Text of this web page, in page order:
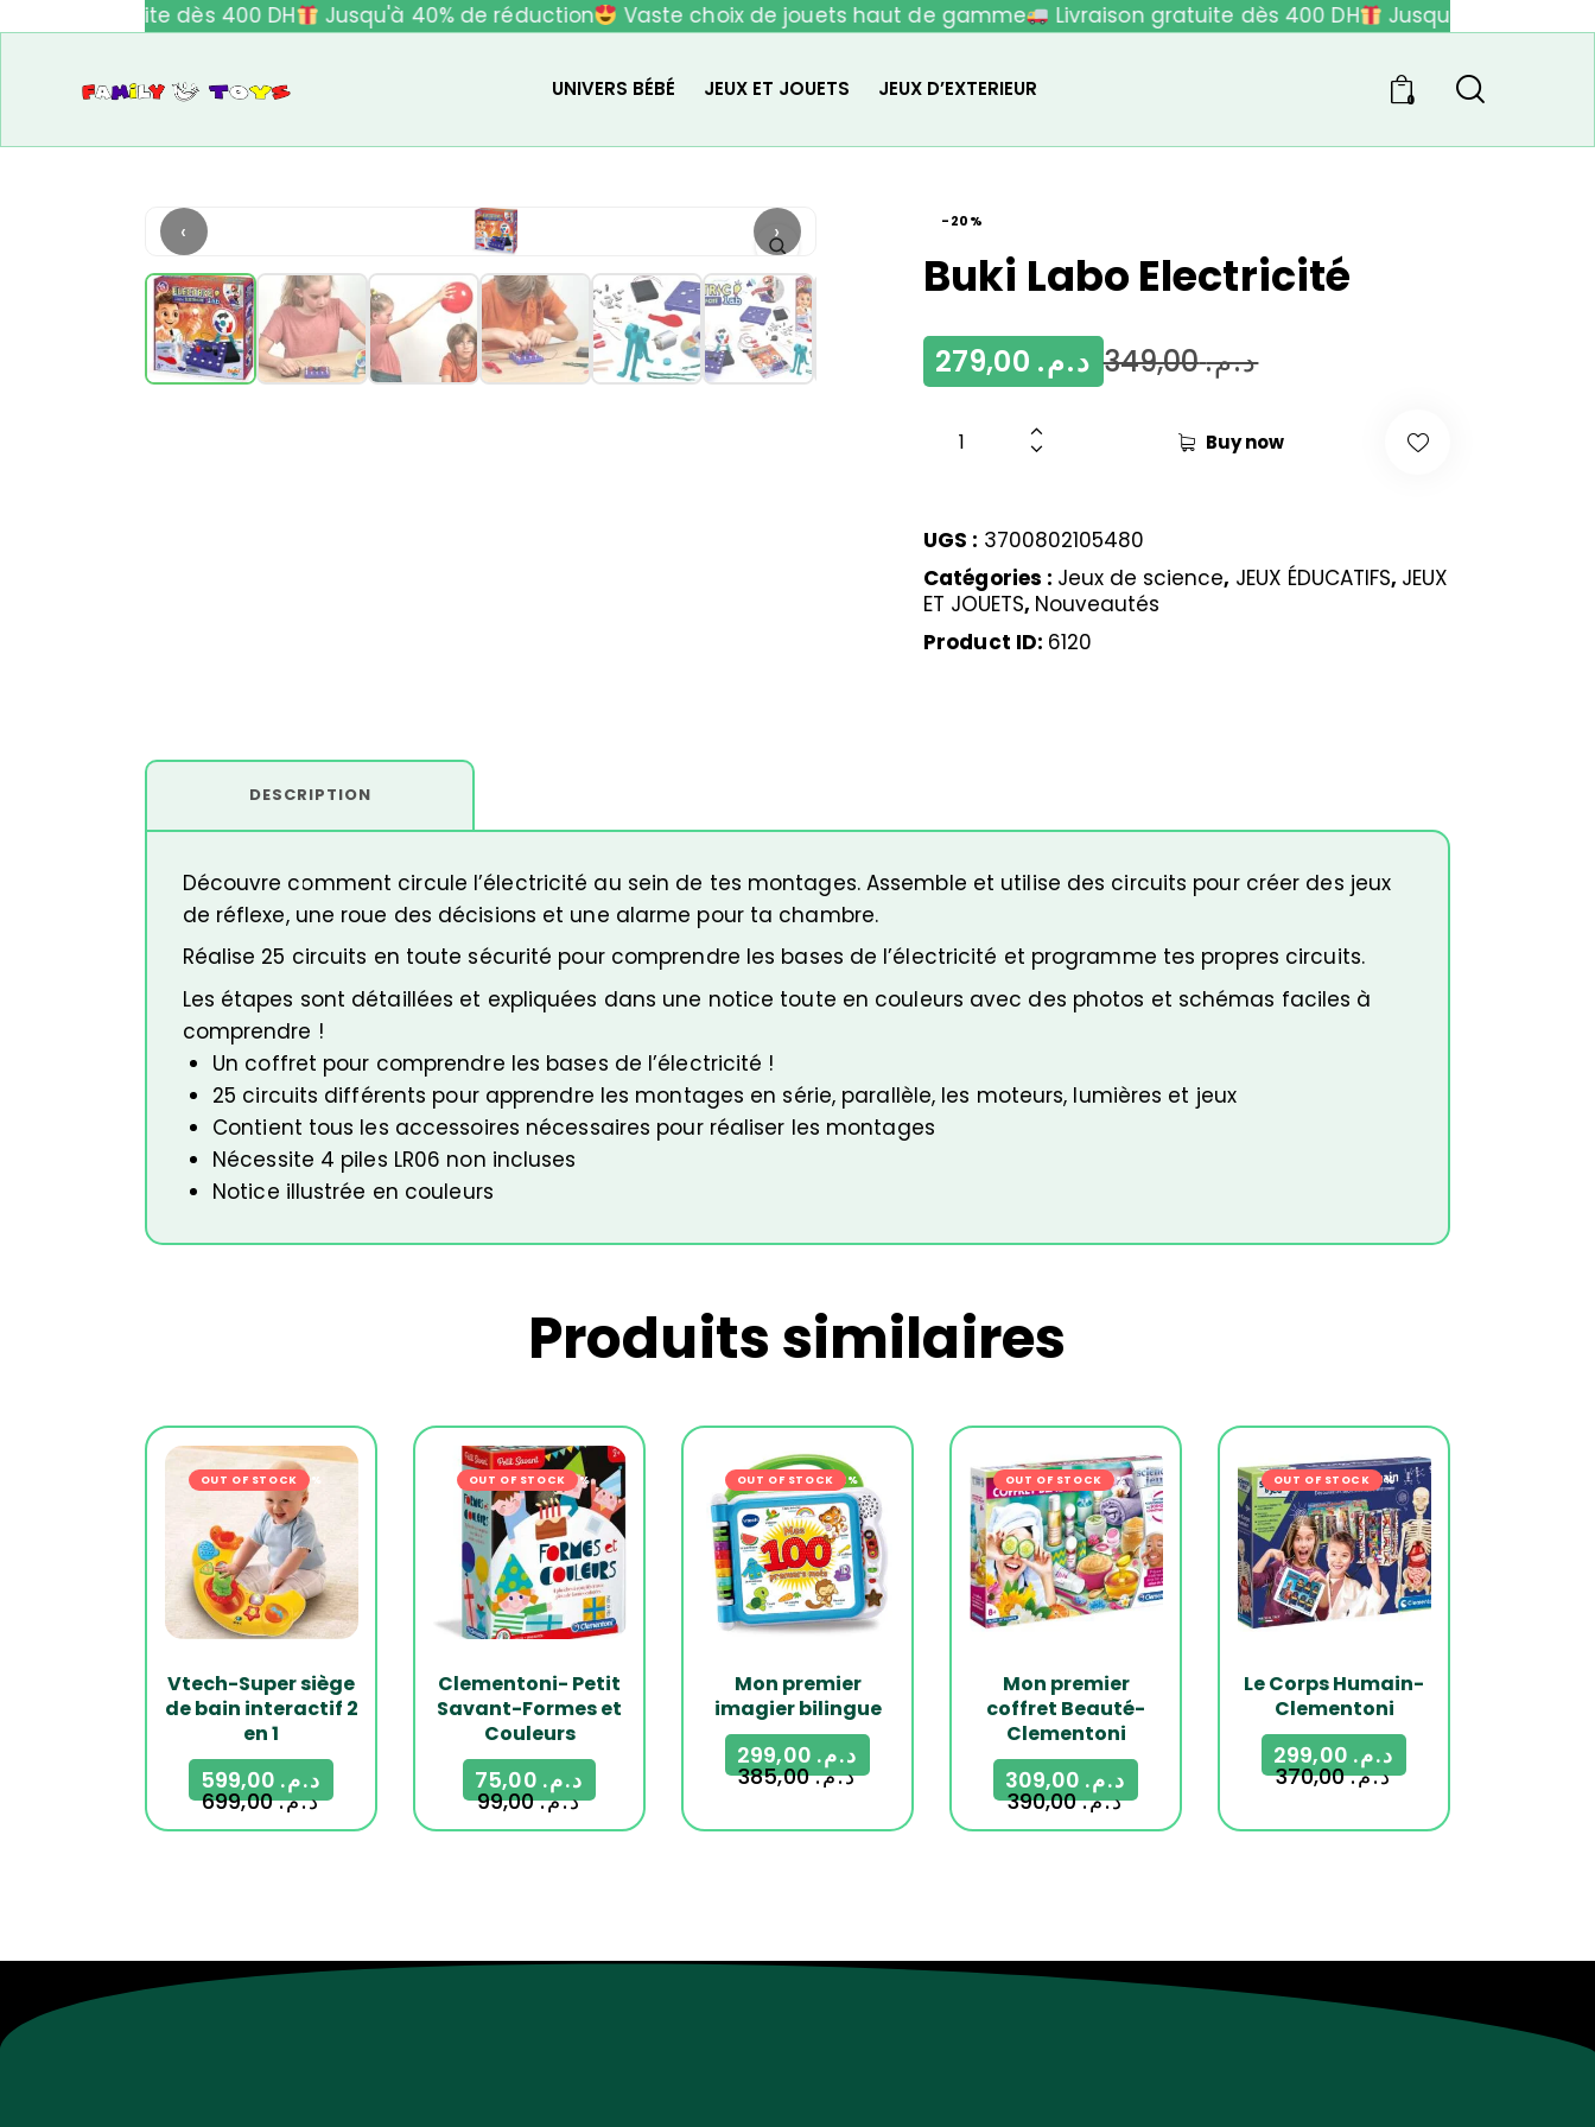
gratuite dès 400 DH Jusqu'à 40% de réduction Vaste choix de jouets haut de gamme Livraison gratuite dès 400 DH Jusqu'à 40% de
UNIVERS BÉBÉ JEUX ET JOUETS JEUX D’EXTERIEUR 0
‹ › -20%
Buki Labo Electricité
د.م.349,00 د.م.
Buy now
UGS : 3700802105480
Catégories : Jeux de science, JEUX ÉDUCATIFS, JEUX
ET JOUETS, Nouveautés
Product ID: 6120
DESCRIPTION
Découvre comment circule l’électricité au sein de tes montages. Assemble et utilise des circuits pour créer des jeux
de réflexe, une roue des décisions et une alarme pour ta chambre.
Réalise 25 circuits en toute sécurité pour comprendre les bases de l’électricité et programme tes propres circuits.
Les étapes sont détaillées et expliquées dans une notice toute en couleurs avec des photos et schémas faciles à
comprendre !
Un coffret pour comprendre les bases de l’électricité !
25 circuits différents pour apprendre les montages en série, parallèle, les moteurs, lumières et jeux
Contient tous les accessoires nécessaires pour réaliser les montages
Nécessite 4 piles LR06 non incluses
Notice illustrée en couleurs
Produits similaires
OUT OF STOCK-14%
Vtech-Super siège
de bain interactif 2
en 1
د.م.699,00
د.م.
OUT OF STOCK-24%
Clementoni- Petit
Savant-Formes et
Couleurs
د.م.99,00
د.م.
OUT OF STOCK-22%
Mon premier
imagier bilingue
د.م.385,00
د.م.
OUT OF STOCK-21%
Mon premier
coffret Beauté-
Clementoni
د.م.390,00
د.م.
OUT OF STOCK-19%
Le Corps Humain-
Clementoni
د.م.370,00
د.م.